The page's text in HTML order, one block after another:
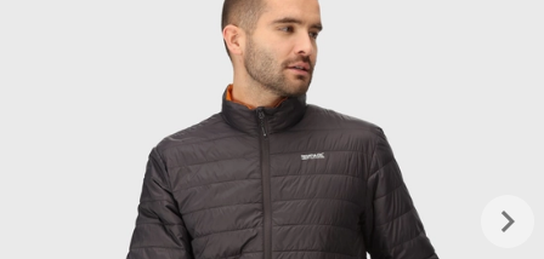
keyboard_arrow_right